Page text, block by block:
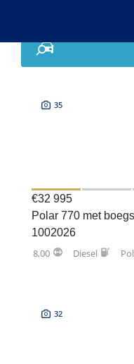
35
€32 995
Polar 770 met
1002026
8,00 Diesel
32